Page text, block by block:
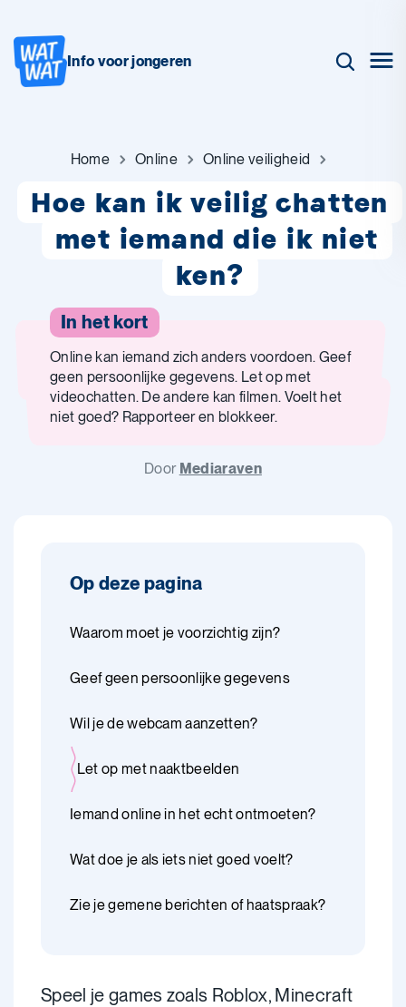
Info voor jongeren
Home Online Online veiligheid
Hoe kan ik veilig chatten
met iemand die ik niet
ken?
In het kort
Online kan iemand zich anders voordoen. Geef
geen persoonlijke gegevens. Let op met
videochatten. De andere kan filmen. Voelt het
niet goed? Rapporteer en blokkeer.
Door Mediaraven
Op deze pagina
Waarom moet je voorzichtig zijn?
Geef geen persoonlijke gegevens
Wil je de webcam aanzetten?
Let op met naaktbeelden
Iemand online in het echt ontmoeten?
Wat doe je als iets niet goed voelt?
Zie je gemene berichten of haatspraak?
Speel je games zoals Roblox, Minecraft